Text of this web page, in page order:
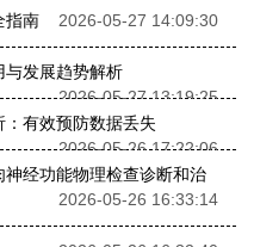
指南 2026-05-27 14:09:30
与发展趋势解析
2026-05-27 13:19:25
有效预防数据丢失
2026-05-26 17:22:06
经功能物理检查诊断和治
2026-05-26 16:33:14